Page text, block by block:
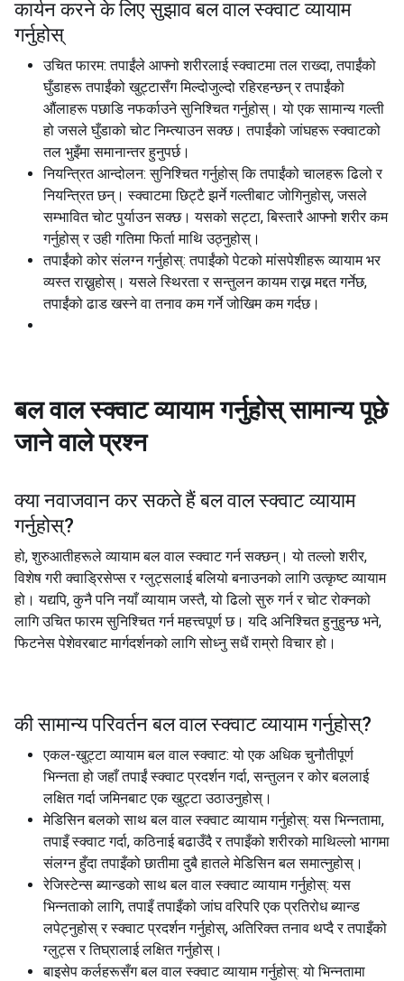
कार्यन करने के लिए सुझाव बल वाल स्क्वाट व्यायाम
गर्नुहोस्
उचित फारम: तपाईंले आफ्नो शरीरलाई स्क्वाटमा तल राख्दा, तपाईंको
घुँडाहरू तपाईंको खुट्टासँग मिल्दोजुल्दो रहिरहन्छन् र तपाईंको
औंलाहरू पछाडि नफर्काउने सुनिश्चित गर्नुहोस्। यो एक सामान्य गल्ती
हो जसले घुँडाको चोट निम्त्याउन सक्छ। तपाईंको जांघहरू स्क्वाटको
तल भुइँमा समानान्तर हुनुपर्छ।
नियन्त्रित आन्दोलन: सुनिश्चित गर्नुहोस् कि तपाईंको चालहरू ढिलो र
नियन्त्रित छन्। स्क्वाटमा छिट्टै झर्ने गल्तीबाट जोगिनुहोस्, जसले
सम्भावित चोट पुर्याउन सक्छ। यसको सट्टा, बिस्तारै आफ्नो शरीर कम
गर्नुहोस् र उही गतिमा फिर्ता माथि उठ्नुहोस्।
तपाईंको कोर संलग्न गर्नुहोस्: तपाईंको पेटको मांसपेशीहरू व्यायाम भर
व्यस्त राख्नुहोस्। यसले स्थिरता र सन्तुलन कायम राख्न मद्दत गर्नेछ,
तपाईंको ढाड खस्ने वा तनाव कम गर्ने जोखिम कम गर्दछ।
बल वाल स्क्वाट व्यायाम गर्नुहोस् सामान्य पूछे
जाने वाले प्रश्न
क्या नवाजवान कर सकते हैं बल वाल स्क्वाट व्यायाम
गर्नुहोस्?
हो, शुरुआतीहरूले व्यायाम बल वाल स्क्वाट गर्न सक्छन्। यो तल्लो शरीर,
विशेष गरी क्वाड्रिसेप्स र ग्लुट्सलाई बलियो बनाउनको लागि उत्कृष्ट व्यायाम
हो। यद्यपि, कुनै पनि नयाँ व्यायाम जस्तै, यो ढिलो सुरु गर्न र चोट रोक्नको
लागि उचित फारम सुनिश्चित गर्न महत्त्वपूर्ण छ। यदि अनिश्चित हुनुहुन्छ भने,
फिटनेस पेशेवरबाट मार्गदर्शनको लागि सोध्नु सधैं राम्रो विचार हो।
की सामान्य परिवर्तन बल वाल स्क्वाट व्यायाम गर्नुहोस्?
एकल-खुट्टा व्यायाम बल वाल स्क्वाट: यो एक अधिक चुनौतीपूर्ण
भिन्नता हो जहाँ तपाईं स्क्वाट प्रदर्शन गर्दा, सन्तुलन र कोर बललाई
लक्षित गर्दा जमिनबाट एक खुट्टा उठाउनुहोस्।
मेडिसिन बलको साथ बल वाल स्क्वाट व्यायाम गर्नुहोस्: यस भिन्नतामा,
तपाइँ स्क्वाट गर्दा, कठिनाई बढाउँदै र तपाइँको शरीरको माथिल्लो भागमा
संलग्न हुँदा तपाइँको छातीमा दुबै हातले मेडिसिन बल समात्नुहोस्।
रेजिस्टेन्स ब्यान्डको साथ बल वाल स्क्वाट व्यायाम गर्नुहोस्: यस
भिन्नताको लागि, तपाइँ तपाइँको जांघ वरिपरि एक प्रतिरोध ब्यान्ड
लपेट्नुहोस् र स्क्वाट प्रदर्शन गर्नुहोस्, अतिरिक्त तनाव थप्दै र तपाइँको
ग्लुट्स र तिघ्रालाई लक्षित गर्नुहोस्।
बाइसेप कर्लहरूसँग बल वाल स्क्वाट व्यायाम गर्नुहोस्: यो भिन्नतामा